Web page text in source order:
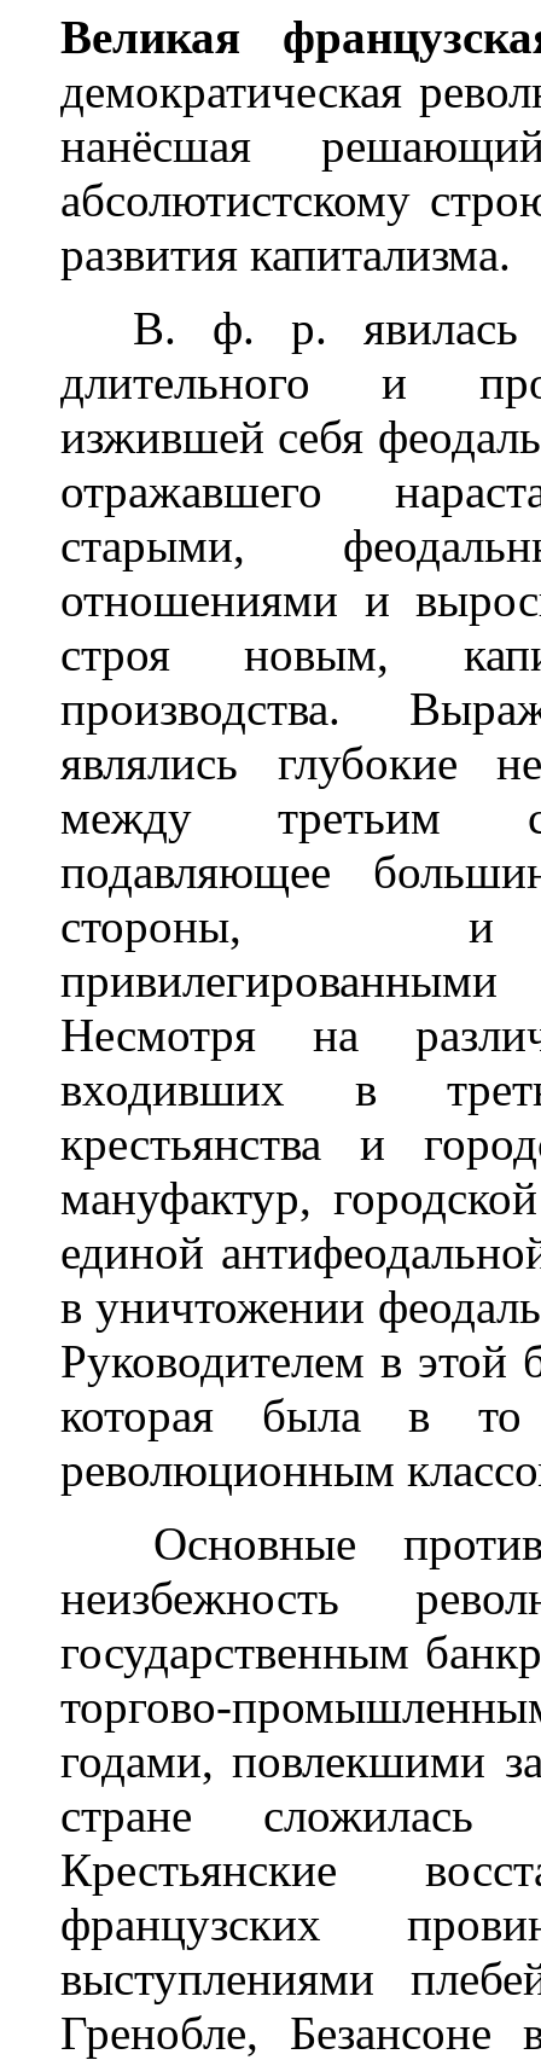
Великая францу
демократическая
нанёсшая
абсолютистскому
развития капитализма.
В. ф. р. явилась
длительного и
изжившей себя
отражавшего
старыми,
отношениями и
строя новым,
производства.
являлись глубокие
между третьим
подавляющее
стороны, и
Несмотря на
входивших в
крестьянства и
мануфактур,
единой
в уничтожении
Руководителем в этой
которая была в то
революционным
Основные
неизбежность
государственным
торгово-
годами, повлекшими
стране сложилась
Крестьянские
французских
выступлениями
Гренобле,